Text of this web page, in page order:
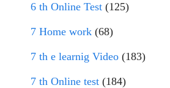
6 th Online Test (125)
7 Home work (68)
7 th e learnig Video (183)
7 th Online test (184)